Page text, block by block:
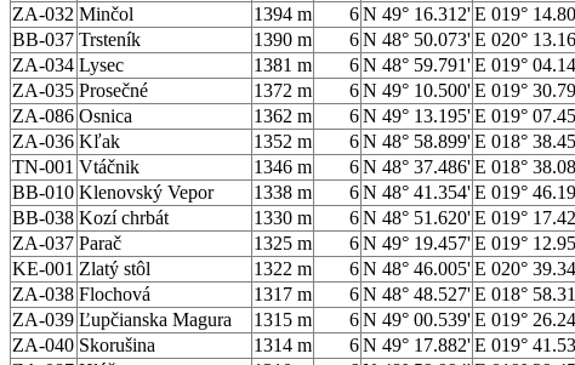
ZA-032 Minčol 1394 m 6N 49° 16.312'E 019°
BB-037 Trsteník 1390 m 6N 48° 50.073'E 020°
ZA-034 Lysec 1381 m 6N 48° 59.791'E 019°
ZA-035 Prosečné 1372 m 6N 49° 10.500'E 019°
ZA-086 Osnica 1362 m 6N 49° 13.195'E 019°
ZA-036 Kľak 1352 m 6N 48° 58.899'E 018°
TN-001 Vtáčnik 1346 m 6N 48° 37.486'E 018°
BB-010 Klenovský Vepor 1338 m 6N 48° 41.354'E 019°
BB-038 Kozí chrbát 1330 m 6N 48° 51.620'E 019°
ZA-037 Parač 1325 m 6N 49° 19.457'E 019°
KE-001 Zlatý stôl 1322 m 6N 48° 46.005'E 020°
ZA-038 Flochová 1317 m 6N 48° 48.527'E 018°
ZA-039 Ľupčianska Magura 1315 m 6N 49° 00.539'E 019°
ZA-040 Skorušina 1314 m 6N 49° 17.882'E 019°